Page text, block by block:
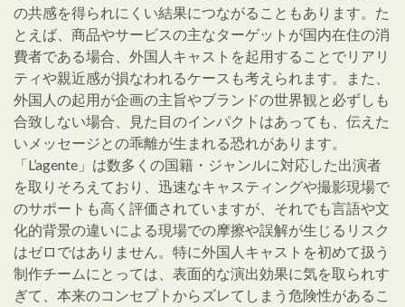
の共感を得られにくい結果につながることもあります。た
とえば、商品やサービスの主なターゲットが国内在住の消
費者である場合、外国人キャストを起用することでリアリ
ティや親近感が損なわれるケースも考えられます。また、
外国人の起用が企画の主旨やブランドの世界観と必ずしも
合致しない場合、見た目のインパクトはあっても、伝えた
いメッセージとの乖離が生まれる恐れがあります。
「L’agente」は数多くの国籍・ジャンルに対応した出演者
を取りそろえており、迅速なキャスティングや撮影現場で
のサポートも高く評価されていますが、それでも言語や文
化的背景の違いによる現場での摩擦や誤解が生じるリスク
はゼロではありません。特に外国人キャストを初めて扱う
制作チームにとっては、表面的な演出効果に気を取られす
ぎて、本来のコンセプトからズレてしまう危険性があるこ